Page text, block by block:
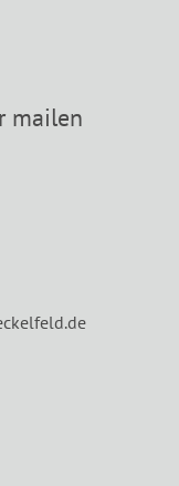
mailen